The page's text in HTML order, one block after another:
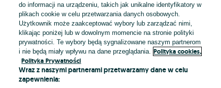
Kontynuuj przez konto Apple
Kontynuuj przez konto Google
LUB
do informacji na urządzeniu, takich jak unikalne identyfikatory w
plikach cookie w celu przetwarzania danych osobowych.
Użytkownik może zaakceptować wybory lub zarządzać nimi,
klikając poniżej lub w dowolnym momencie na stronie polityki
prywatności. Te wybory będą sygnalizowane naszym partnerom
i nie będą miały wpływu na dane przeglądania.
Polityka cookies,
Polityka Prywatności
Wraz z naszymi partnerami przetwarzamy dane w celu
zapewnienia: